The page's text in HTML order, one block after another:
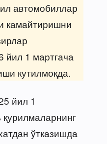
автомобиллар
камайтиришни
йил 1 мартгача
кутилмоқда.
йил 1
ўтказишда